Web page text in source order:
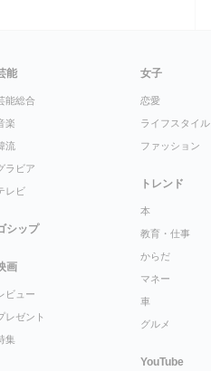
能
能総合
楽
流
ラビア
レビ
シップ
画
ビュー
レゼント
集
女子
恋愛
ライフスタイル
ファッション
トレンド
本
教育・仕事
からだ
マネー
車
グルメ
YouTube